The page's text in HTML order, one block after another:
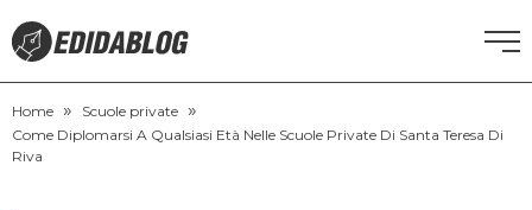
CORSI DI INGLESE
Home » Scuole private »
Come Diplomarsi A Qualsiasi Età Nelle Scuole Private Di Santa Teresa Di
Riva